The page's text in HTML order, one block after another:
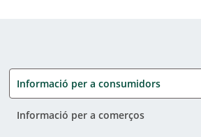
Informació per a consumidors
Informació per a comerços